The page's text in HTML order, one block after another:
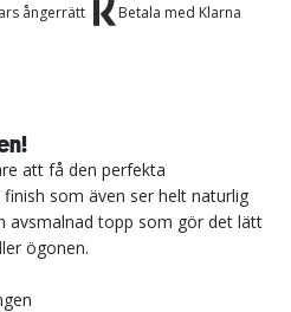
ångerrätt Betala med Klarna
att få den perfekta
som även ser helt naturlig
avsmalnad topp som gör det lätt
ögonen.